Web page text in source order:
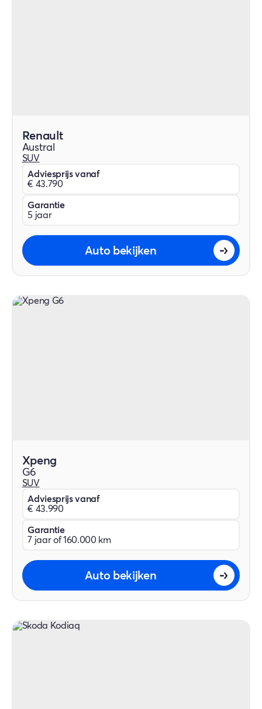
Renault
Austral
SUV
Adviesprijs vanaf
€ 43.790
Garantie
5 jaar
Auto bekijken
Xpeng
G6
SUV
Adviesprijs vanaf
€ 43.990
Garantie
7 jaar of 160.000 km
Auto bekijken